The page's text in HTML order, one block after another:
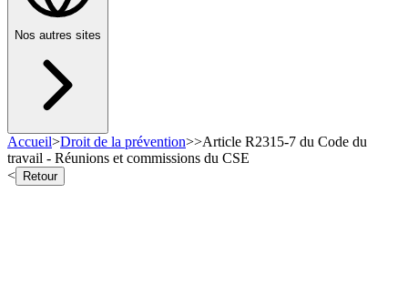
Nos autres sites
Accueil>Droit de la prévention>>Article R2315-7 du Code du
travail - Réunions et commissions du CSE
<
Retour